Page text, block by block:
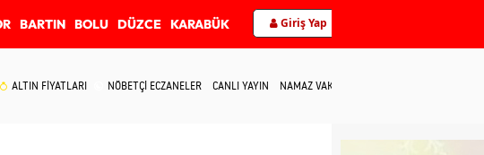
BARTIN BOLU DÜZCE KARABÜK Giriş Yap
ALTIN FİYATLARI NÖBETÇİ ECZANELER CANLI YAYIN NAMAZ VAKİTLERİ